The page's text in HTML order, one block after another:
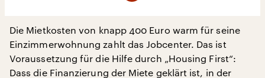
Die Mietkosten von knapp 400 Euro warm für seine
Einzimmerwohnung zahlt das Jobcenter. Das ist
Voraussetzung für die Hilfe durch „Housing First“:
Dass die Finanzierung der Miete geklärt ist, in der